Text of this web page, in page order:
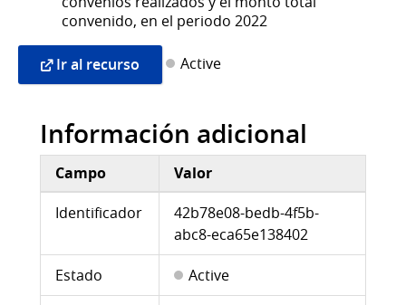
convenido, en el periodo 2022
Ir al recurso Active
Información adicional
Campo
Valor
Identificador
42b78e08-bedb-4f5b-
abc8-eca65e138402
Estado Active